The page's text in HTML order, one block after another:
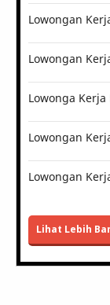
Lowongan
Lowongan
Lowonga
Lowongan
Lowongan
Lihat Lebih